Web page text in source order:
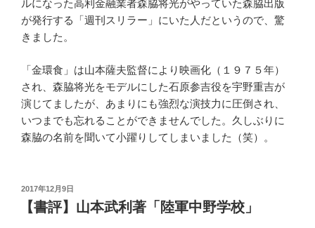
ルになった高利金融業者森脇将光がやっていた森脇出版
が発行する「週刊スリラー」にいた人だというので、驚
きました。
「金環食」は山本薩夫監督により映画化（１９７５年）
され、森脇将光をモデルにした石原参吉役を宇野重吉が
演じてましたが、あまりにも強烈な演技力に圧倒され、
いつまでも忘れることができませんでした。久しぶりに
森脇の名前を聞いて小躍りしてしまいました（笑）。
投
日:
2017年12月9日
【書評】山本武利著「陸軍中野学校」